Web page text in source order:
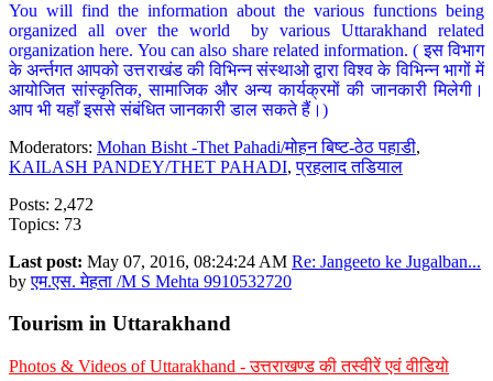
You will find the information about the various functions being
organized all over the world by various Uttarakhand related
organization here. You can also share related information. ( इस विभाग
के अर्न्तगत आपको उत्तराखंड की विभिन्न संस्थाओ द्वारा विश्व के विभिन्न भागों में
आयोजित सांस्कृतिक, सामाजिक और अन्य कार्यक्रमों की जानकारी मिलेगी।
आप भी यहाँ इससे संबंधित जानकारी डाल सकते हैं।)
Moderators: Mohan Bisht -Thet Pahadi/मोहन बिष्ट-ठेठ पहाडी,
KAILASH PANDEY/THET PAHADI,प्रहलाद तडियाल
Posts: 2,472
Topics: 73
Last post: May 07, 2016, 08:24:24 AM Re: Jangeeto ke Jugalban...
byएम.एस. मेहता /M S Mehta 9910532720
Tourism in Uttarakhand
Photos & Videos of Uttarakhand - उत्तराखण्ड की तस्वीरें एवं वीडियो